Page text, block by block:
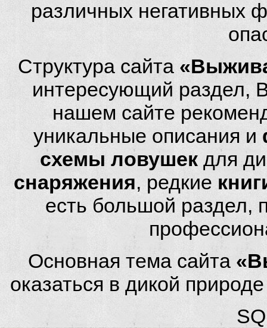
различных негативных
Структура сайта
интересующий раздел,
нашем сайте
уникальные описания и
схемы ловушек для
снаряжения, редкие
есть большой
Основная тема сайта
оказаться в дикой